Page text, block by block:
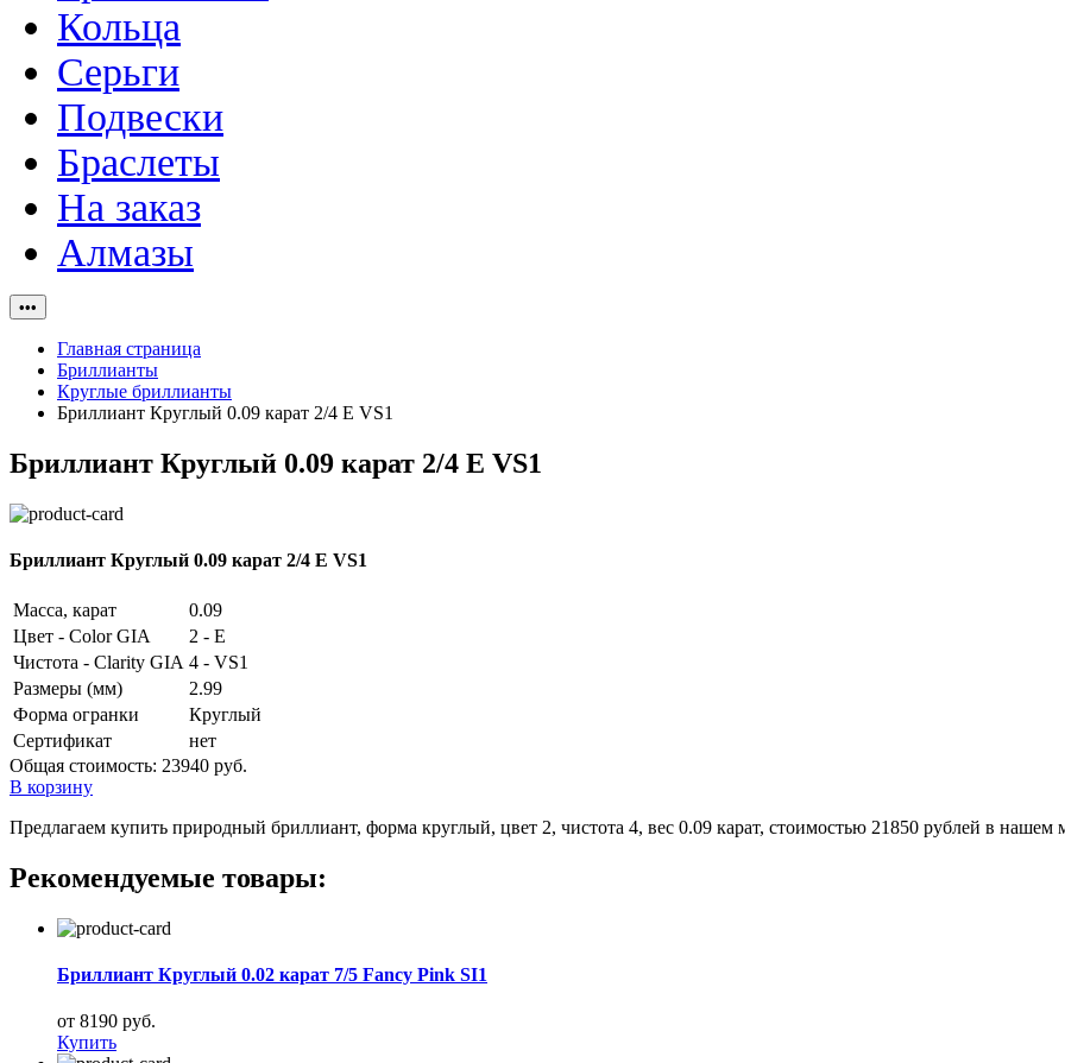
Кольца
Серьги
Подвески
Браслеты
На заказ
Алмазы
•••
Главная страница
Бриллианты
Круглые бриллианты
Бриллиант Круглый 0.09 карат 2/4 E VS1
Бриллиант Круглый 0.09 карат 2/4 E VS1
Бриллиант Круглый 0.09 карат 2/4 E VS1
Масса, карат
0.09
Цвет - Color GIA
2 - E
Чистота - Clarity GIA 4 - VS1
Размеры (мм)
2.99
Форма огранки
Круглый
Сертификат
нет
Общая стоимость: 23940 руб.
В корзину
Предлагаем купить природный бриллиант, форма круглый, цвет 2, чистота 4, вес 0.09 карат, стоимостью 21850 рублей в нашем
Рекомендуемые товары:
Бриллиант Круглый 0.02 карат 7/5 Fancy Pink SI1
от 8190 руб.
Купить